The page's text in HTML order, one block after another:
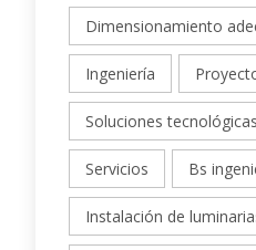
Dimensionamiento
Ingeniería
Soluciones tecnológicas
Servicios Bs
Instalación de